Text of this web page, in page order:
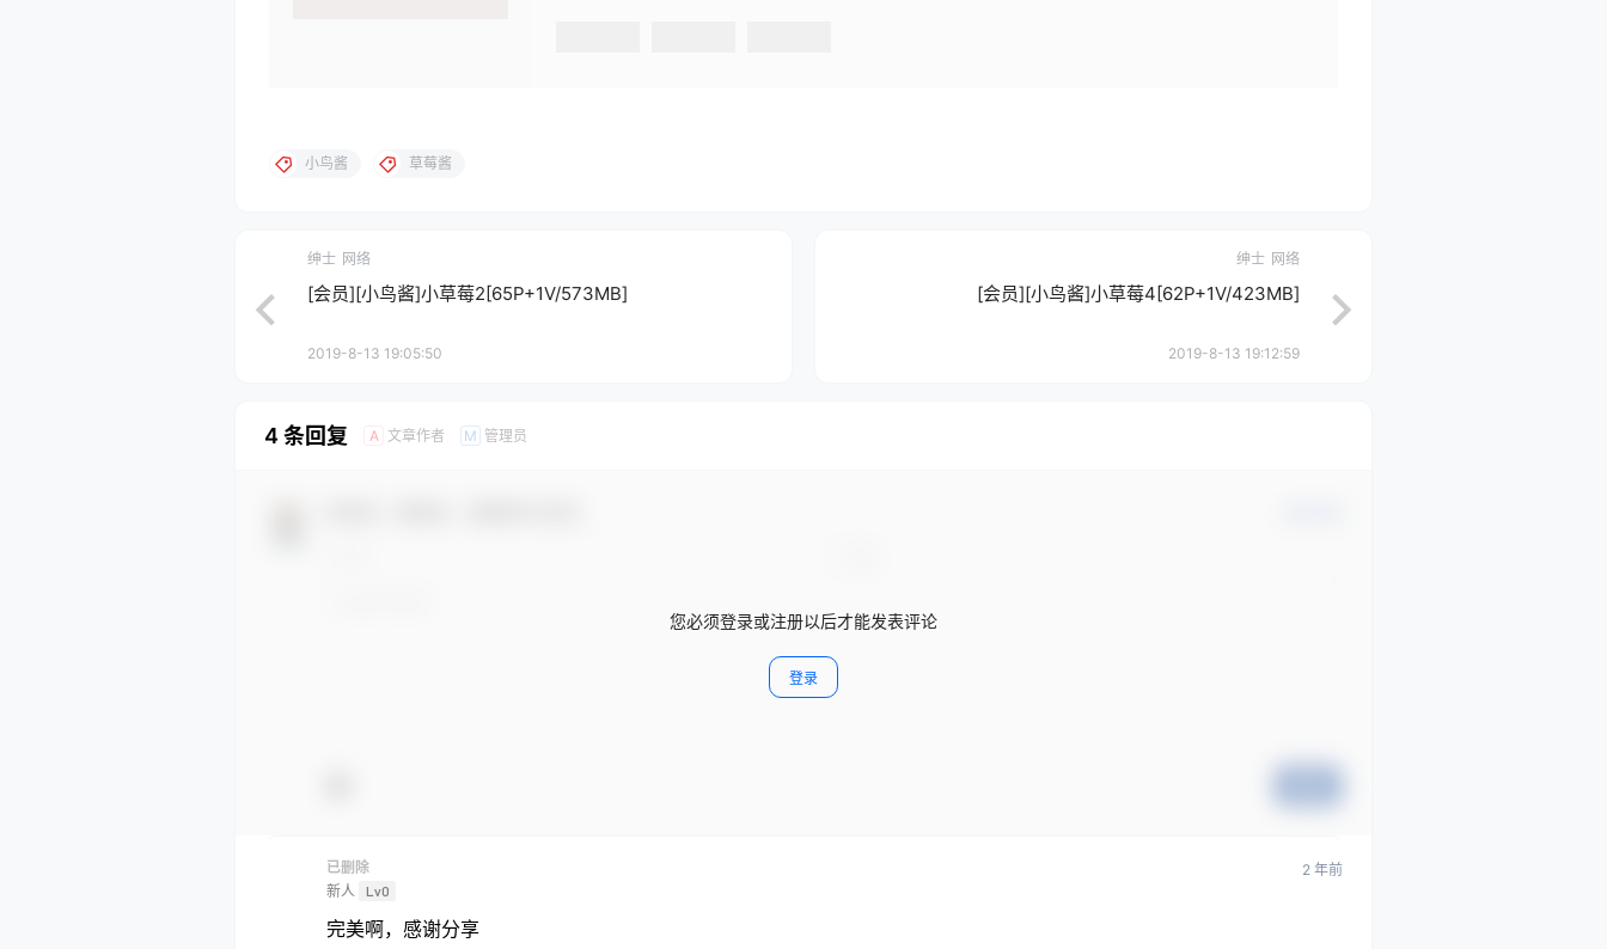
小鸟酱 草莓酱
绅士 网络
[会员][小鸟酱]小草莓2[65P+1V/573MB]
2019-8-13 19:05:50
绅士 网络
[会员][小鸟酱]小草莓4[62P+1V/423MB]
2019-8-13 19:12:59
4 条回复 A 文章作者 M 管理员
您必须登录或注册以后才能发表评论
登录
已删除
新人 Lv0
2 年前
完美啊，感谢分享